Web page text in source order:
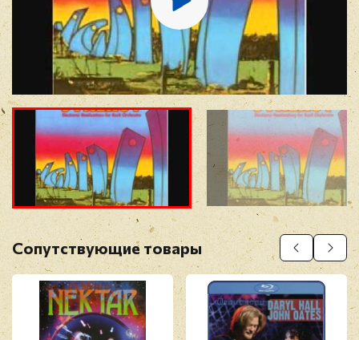
Отзыв*
Прикрепить фото
Оставить отзыв
Перед публикацией отзывы проходят
модерацию
Сопутствующие товары